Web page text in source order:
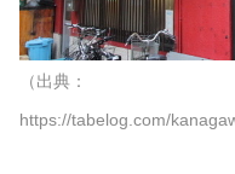
（出典：
https://tabelog.com/